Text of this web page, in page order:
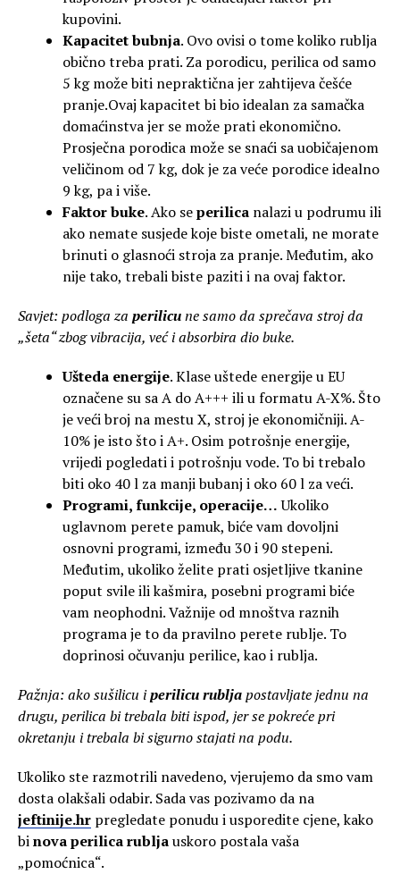
kupovini.
Kapacitet bubnja. Ovo ovisi o tome koliko rublja
obično treba prati. Za porodicu, perilica od samo
5 kg može biti nepraktična jer zahtijeva češće
pranje.Ovaj kapacitet bi bio idealan za samačka
domaćinstva jer se može prati ekonomično.
Prosječna porodica može se snaći sa uobičajenom
veličinom od 7 kg, dok je za veće porodice idealno
9 kg, pa i više.
Faktor buke. Ako seperilica nalazi u podrumu ili
ako nemate susjede koje biste ometali, ne morate
brinuti o glasnoći stroja za pranje. Međutim, ako
nije tako, trebali biste paziti i na ovaj faktor.
Savjet: podloga za perilicune samo da sprečava stroj da
„šeta“ zbog vibracija, već i absorbira dio buke.
Ušteda energije. Klase uštede energije u EU
označene su sa A do A+++ ili u formatu A-X%. Što
je veći broj na mestu X, stroj je ekonomičniji. A-
10% je isto što i A+. Osim potrošnje energije,
vrijedi pogledati i potrošnju vode. To bi trebalo
biti oko 40 l za manji bubanj i oko 60 l za veći.
Programi, funkcije, operacije…Ukoliko
uglavnom perete pamuk, biće vam dovoljni
osnovni programi, između 30 i 90 stepeni.
Međutim, ukoliko želite prati osjetljive tkanine
poput svile ili kašmira, posebni programi biće
vam neophodni. Važnije od mnoštva raznih
programa je to da pravilno perete rublje. To
doprinosi očuvanju perilice, kao i rublja.
Pažnja: ako sušilicu iperilicu rubljapostavljate jednu na
drugu, perilica bi trebala biti ispod, jer se pokreće pri
okretanju i trebala bi sigurno stajati na podu.
Ukoliko ste razmotrili navedeno, vjerujemo da smo vam
dosta olakšali odabir. Sada vas pozivamo da na
jeftinije.hr pregledate ponudu i usporedite cjene, kako
binova perilica rubljauskoro postala vaša
„pomoćnica“.